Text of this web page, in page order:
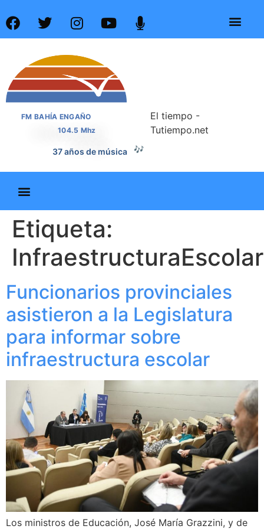
FM BAHÍA ENGAÑO
104.5 Mhz
37 años de música 🎶
El tiempo -
Tutiempo.net
Etiqueta:
InfraestructuraEscolar
Funcionarios provinciales
asistieron a la Legislatura
para informar sobre
infraestructura escolar
Los ministros de Educación, José María Grazzini, y de